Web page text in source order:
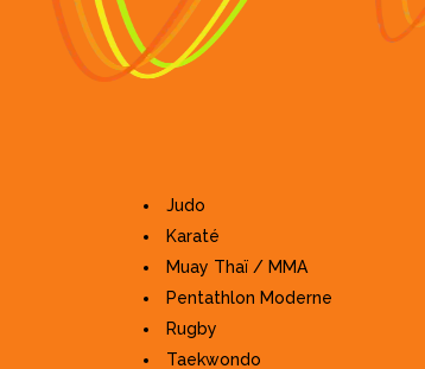
Judo
Karaté
Muay Thaï / MMA
Pentathlon Moderne
Rugby
Taekwondo